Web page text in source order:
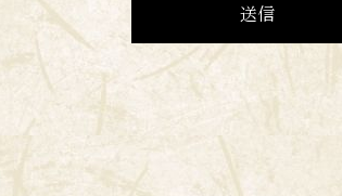
・
入力フォームその他当店が
像を含む静止画情報
ユーザーが本サービスの利
ユーザーが、本サービスを
ービスとの連携を許可した
送信